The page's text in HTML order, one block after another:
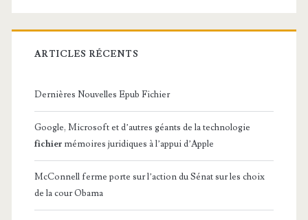
ARTICLES RÉCENTS
Dernières Nouvelles Epub Fichier
Google, Microsoft et d’autres géants de la technologie
fichier mémoires juridiques à l’appui d’Apple
McConnell ferme porte sur l’action du Sénat sur les choix
de la cour Obama